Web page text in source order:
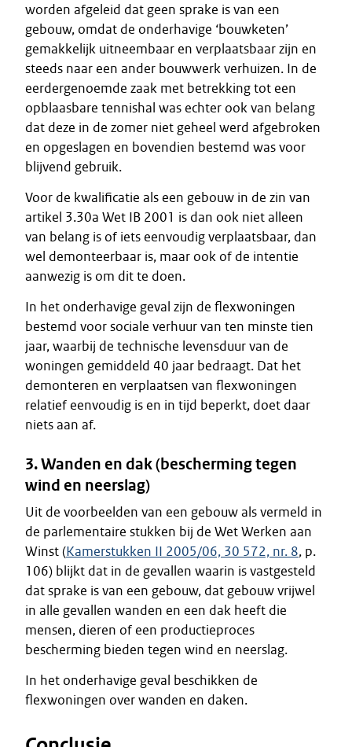
worden afgeleid dat geen sprake is van een
gebouw, omdat de onderhavige ‘bouwketen’
gemakkelijk uitneembaar en verplaatsbaar zijn en
steeds naar een ander bouwwerk verhuizen. In de
eerdergenoemde zaak met betrekking tot een
opblaasbare tennishal was echter ook van belang
dat deze in de zomer niet geheel werd afgebroken
en opgeslagen en bovendien bestemd was voor
blijvend gebruik.
Voor de kwalificatie als een gebouw in de zin van
artikel 3.30a Wet IB 2001 is dan ook niet alleen
van belang is of iets eenvoudig verplaatsbaar, dan
wel demonteerbaar is, maar ook of de intentie
aanwezig is om dit te doen.
In het onderhavige geval zijn de flexwoningen
bestemd voor sociale verhuur van ten minste tien
jaar, waarbij de technische levensduur van de
woningen gemiddeld 40 jaar bedraagt. Dat het
demonteren en verplaatsen van flexwoningen
relatief eenvoudig is en in tijd beperkt, doet daar
niets aan af.
3. Wanden en dak (bescherming tegen
wind en neerslag)
Uit de voorbeelden van een gebouw als vermeld in
de parlementaire stukken bij de Wet Werken aan
Winst (Kamerstukken II 2005/06, 30 572, nr. 8, p.
106) blijkt dat in de gevallen waarin is vastgesteld
dat sprake is van een gebouw, dat gebouw vrijwel
in alle gevallen wanden en een dak heeft die
mensen, dieren of een productieproces
bescherming bieden tegen wind en neerslag.
In het onderhavige geval beschikken de
flexwoningen over wanden en daken.